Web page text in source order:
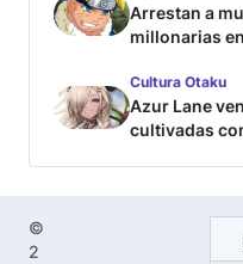
Arrestan a
millonarias
Cultura Otaku
Azur Lane
cultivadas
©
2